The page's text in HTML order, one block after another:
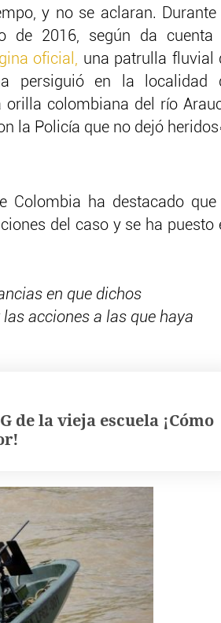
y no se aclaran. Durante
de 2016, según da cuenta
oficial, una patrulla fluvial
persiguió en la localidad
orilla colombiana del río
la Policía que no dejó
Colombia ha destacado que
del caso y se ha puesto
en que dichos
acciones a las que haya
de la vieja escuela ¡Cómo